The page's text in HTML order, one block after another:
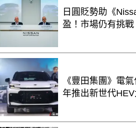
日圓貶勢助《
盈！市場仍有挑
《豐田集團》電
年推出新世代